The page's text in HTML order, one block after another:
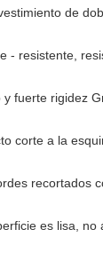
de
- resistente,
y fuerte rigidez
corte a la
recortados
es lisa, no